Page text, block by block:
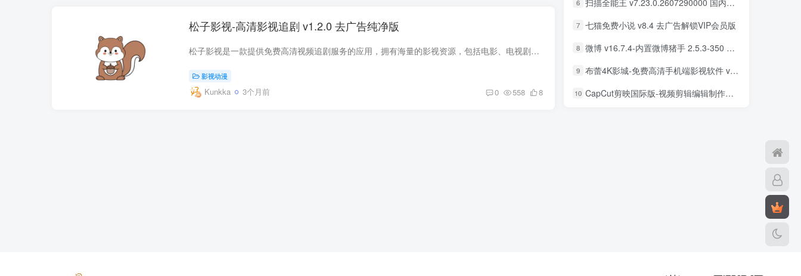
松子影视-高清影视追剧 v1.2.0 去广告纯净版
松子影视是一款提供免费高清视频追剧服务的应用，拥有海量的影视资源，包括电影、电视剧、动漫、综艺、短剧等多种类型的节目，满足用户的各种观看需求。该平台支持高清画质播放，用户可以根据自...
影视动漫
Kunkka 3个月前 0 558 8
6 扫描全能王 v7.23.0.2607290000 国内版/国际版 解锁本地会员
7 七猫免费小说 v8.4 去广告解锁VIP会员版
8 微博 v16.7.4-内置微博猪手 2.5.3-350 去广告净化模块-支持安卓15
9 布蕾4K影城-免费高清手机端影视软件 v3.5.1 去广告纯净版
10 CapCut剪映国际版-视频剪辑编辑制作工具 v18.8.0 解锁专业版